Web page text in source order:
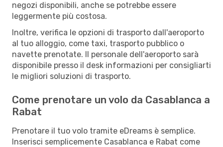
negozi disponibili, anche se potrebbe essere
leggermente più costosa.
Inoltre, verifica le opzioni di trasporto dall'aeroporto
al tuo alloggio, come taxi, trasporto pubblico o
navette prenotate. Il personale dell'aeroporto sarà
disponibile presso il desk informazioni per consigliarti
le migliori soluzioni di trasporto.
Come prenotare un volo da Casablanca a
Rabat
Prenotare il tuo volo tramite eDreams è semplice.
Inserisci semplicemente Casablanca e Rabat come